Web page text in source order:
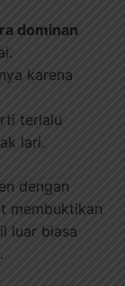
dominan
karena
terlalu
lari.
dengan
membuktikan
luar biasa